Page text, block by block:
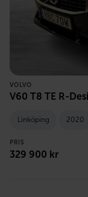
VOLVO
V60 T8 TE R-
Linköping 2020
PRIS
329 900 kr